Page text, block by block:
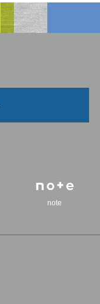
note